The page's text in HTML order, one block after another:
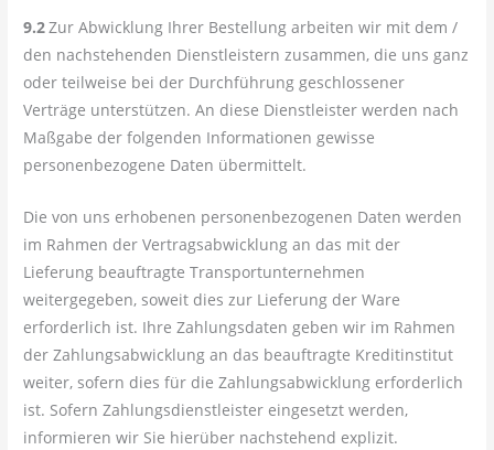
9.2Zur Abwicklung Ihrer Bestellung arbeiten wir mit dem /
den nachstehenden Dienstleistern zusammen, die uns ganz
oder teilweise bei der Durchführung geschlossener
Verträge unterstützen. An diese Dienstleister werden nach
Maßgabe der folgenden Informationen gewisse
personenbezogene Daten übermittelt.
Die von uns erhobenen personenbezogenen Daten werden
im Rahmen der Vertragsabwicklung an das mit der
Lieferung beauftragte Transportunternehmen
weitergegeben, soweit dies zur Lieferung der Ware
erforderlich ist. Ihre Zahlungsdaten geben wir im Rahmen
der Zahlungsabwicklung an das beauftragte Kreditinstitut
weiter, sofern dies für die Zahlungsabwicklung erforderlich
ist. Sofern Zahlungsdienstleister eingesetzt werden,
informieren wir Sie hierüber nachstehend explizit.